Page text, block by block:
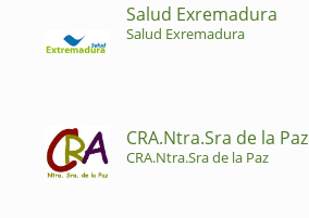
Salud Exremadura
Salud Exremadura
CRA.Ntra.Sra de la Paz
CRA.Ntra.Sra de la Paz